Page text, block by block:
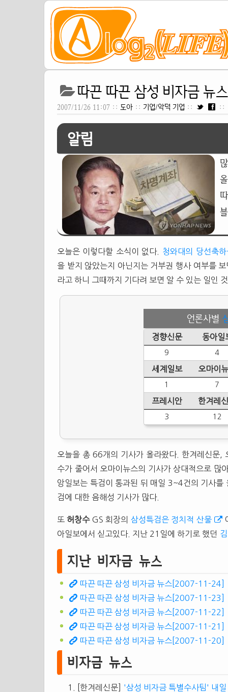
따끈 따끈 삼성 비자금 뉴
2007/11/26 11:07 :: 도아 :: 기업/악덕 기업 :: ::
알림
오늘은 이렇다할 소식이 없다.
청와대의 당선축
을 받지 않았는지 아닌지는 거부권 행사 여부를
라고 하니 그때까지 기다려 보면 알 수 있는 일인
언론사별
경향신문 동아일
9 4
세계일보 오마이
1 7
프레시안 한겨레
3 12
오늘을 총 66개의 기사가 올라왔다. 한겨레신문,
수가 줄어서 오마이뉴스의 기사가 상대적으로 많
앙일보는 특검이 통과된 뒤 매일 3~4건의 기사를
검에 대한 음해성 기사가 많다.
또허창수GS 회장의 삼성특검은 정치적 산물
아일보에서 싣고있다. 지난 21일에 하기로 했던
지난 비자금 뉴스
따끈 따끈 삼성 비자금 뉴스[2007-11-24]
따끈 따끈 삼성 비자금 뉴스[2007-11-23]
따끈 따끈 삼성 비자금 뉴스[2007-11-22]
따끈 따끈 삼성 비자금 뉴스[2007-11-21]
따끈 따끈 삼성 비자금 뉴스[2007-11-20]
비자금 뉴스
[한겨레신문]
'삼성 비자금 특별수사팀' 내일